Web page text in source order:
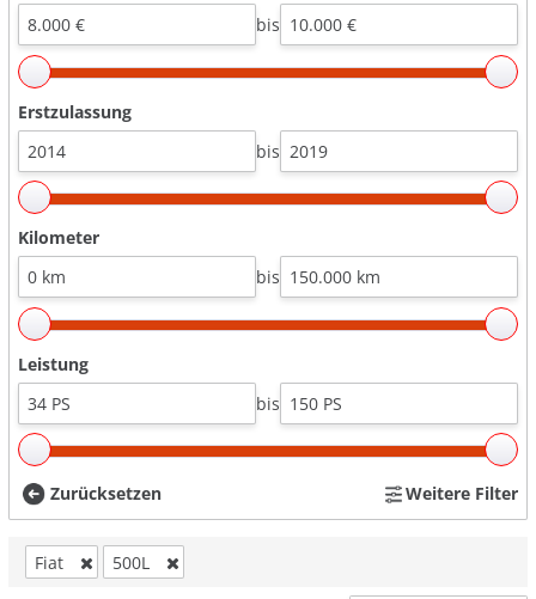
bis
Erstzulassung
bis
Kilometer
bis
Leistung
bis
Zurücksetzen Weitere Filter
Fiat 500L